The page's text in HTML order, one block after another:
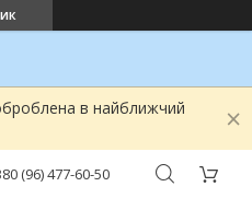
в найближчий
(96) 477-60-50